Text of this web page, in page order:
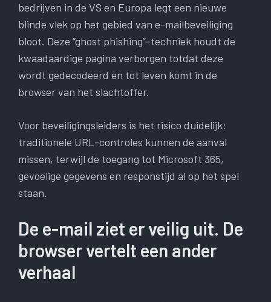
bedrijven in de VS en Europa legt een nieuwe
blinde vlek op het gebied van e-mailbeveiliging
bloot. Deze “ghost phishing”-techniek houdt de
kwaadaardige pagina verborgen totdat deze
wordt gedecodeerd en tot leven komt in de
browser van het slachtoffer.
Voor beveiligingsleiders is het risico duidelijk:
traditionele URL-controles kunnen de aanval
missen, terwijl de toegang tot Microsoft 365,
gevoelige gegevens en responstijd al op het spel
staan.
De e-mail ziet er veilig uit. De
browser vertelt een ander
verhaal